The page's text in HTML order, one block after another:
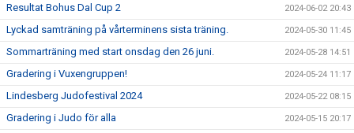
Resultat Bohus Dal Cup 2 2024-06-02 20:43
Lyckad samträning på vårterminens sista träning. 2024-05-30 11:45
Sommarträning med start onsdag den 26 juni. 2024-05-28 14:51
Gradering i Vuxengruppen! 2024-05-24 11:17
Lindesberg Judofestival 2024 2024-05-22 08:15
Gradering i Judo för alla 2024-05-15 20:17